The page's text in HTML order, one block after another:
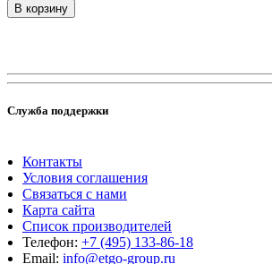
В корзину
Служба поддержки
Контакты
Условия соглашения
Связаться с нами
Карта сайта
Список производителей
Телефон: +7 (495) 133-86-18
Email: info@etgo-group.ru